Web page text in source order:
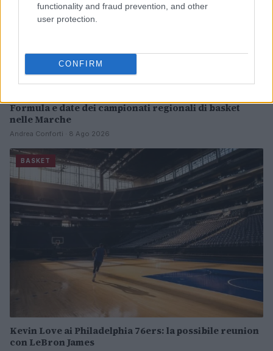
functionality and fraud prevention, and other
user protection.
CONFIRM
Formula e date dei campionati regionali di basket
nelle Marche
Andrea Conforti · 8 Ago 2026
BASKET
Kevin Love ai Philadelphia 76ers: la possibile reunion
con LeBron James